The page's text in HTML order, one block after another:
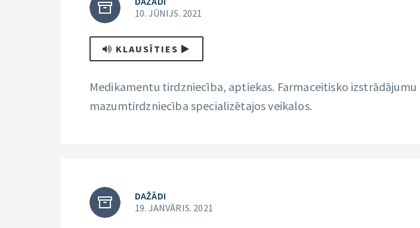
10. JŪNIJS. 2021
KLAUSĪTIES
Medikamentu tirdzniecība, aptiekas. Farmaceitisko izstrādājumu
mazumtirdzniecība specializētajos veikalos.
DAŽĀDI
19. JANVĀRIS. 2021